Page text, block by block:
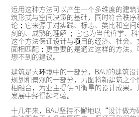
运用这种方法可以产生一个多维度的建
筑形式与空间决策的基础，同时符合秩
论；它来源于对实践、标志、类比和空
刻的、成熟的理解 ；它也为当代哲学、科
这个方法保证设计与项目的经济、社会
面相匹配；更重要的是通过这样的方法
想不到的建议。
建筑是大环境中的一部分，BAU的建筑
规划和景观的一部分，力图将新建筑之
相融合，为业主提供可衡量的设计成果
发展中经得起考验。
十几年来，BAU坚持不懈地以“设计做